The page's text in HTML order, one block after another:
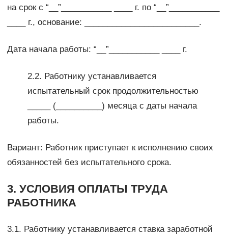
на срок с “__”___________ ____ г. по “__”___________
____ г., основание: _________________________.
Дата начала работы: “__”___________ ____ г.
2.2. Работнику устанавливается
испытательный срок продолжительностью
_____ (__________) месяца с даты начала
работы.
Вариант: Работник приступает к исполнению своих
обязанностей без испытательного срока.
3. УСЛОВИЯ ОПЛАТЫ ТРУДА
РАБОТНИКА
3.1. Работнику устанавливается ставка заработной